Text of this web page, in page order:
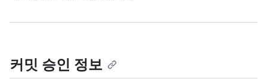
커밋 승인 정보